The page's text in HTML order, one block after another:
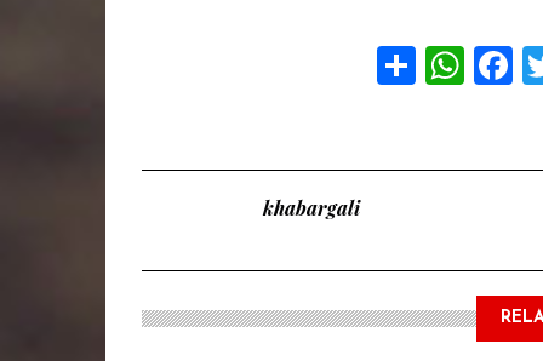
Share
khabargali